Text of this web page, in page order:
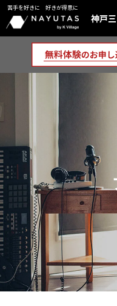
苦手を好きに 好きが得意に
神戸